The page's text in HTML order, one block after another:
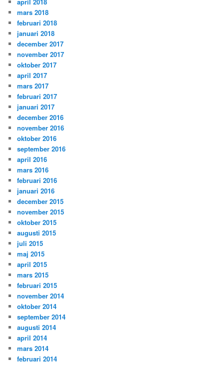
mars 2018
februari 2018
januari 2018
december 2017
november 2017
oktober 2017
april 2017
mars 2017
februari 2017
januari 2017
december 2016
november 2016
oktober 2016
september 2016
april 2016
mars 2016
februari 2016
januari 2016
december 2015
november 2015
oktober 2015
augusti 2015
juli 2015
maj 2015
april 2015
mars 2015
februari 2015
november 2014
oktober 2014
september 2014
augusti 2014
april 2014
mars 2014
februari 2014